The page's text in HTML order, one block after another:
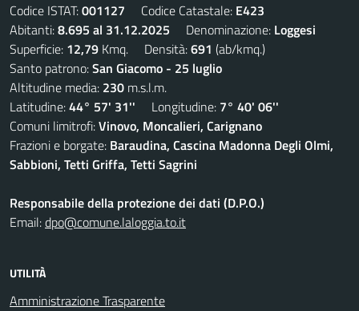
Codice ISTAT:001127 Codice Catastale: E423
Abitanti:8.695 al 31.12.2025 Denominazione: Loggesi
Superficie: 12,79 Kmq. Densità:691 (ab/kmq.)
Santo patrono:San Giacomo - 25 luglio
Altitudine media: 230 m.s.l.m.
Latitudine:44° 57' 31'' Longitudine: 7° 40' 06''
Comuni limitrofi:Vinovo, Moncalieri, Carignano
Frazioni e borgate: Baraudina, Cascina Madonna Degli Olmi,
Sabbioni, Tetti Griffa, Tetti Sagrini
Responsabile della protezione dei dati (D.P.O.)
Email:dpo@comune.laloggia.to.it
UTILITÀ
Amministrazione Trasparente